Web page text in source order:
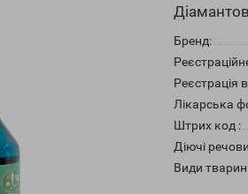
Бренд:
Реєстрація
Лікарська
Штрих код :
Діючі
Види тварин